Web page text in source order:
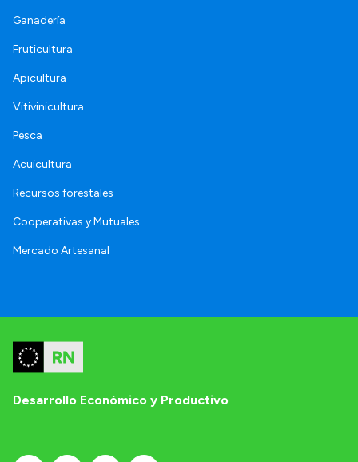
Ganadería
Fruticultura
Apicultura
Vitivinicultura
Pesca
Acuicultura
Recursos forestales
Cooperativas y Mutuales
Mercado Artesanal
Desarrollo Económico y Productivo